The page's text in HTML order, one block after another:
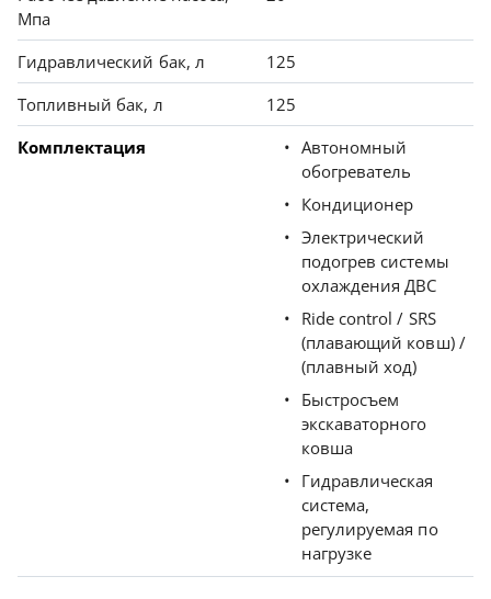
Мпа
Гидравлический бак, л
125
Топливный бак, л
125
Комплектация
Автономный
обогреватель
Кондиционер
Электрический
подогрев системы
охлаждения ДВС
Ride control / SRS
(плавающий ковш) /
(плавный ход)
Быстросъем
экскаваторного
ковша
Гидравлическая
система,
регулируемая по
нагрузке